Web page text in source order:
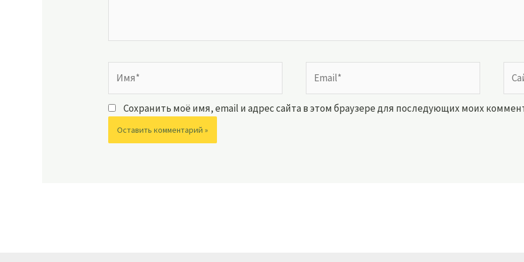
Сохранить моё имя, email и адрес сайта в этом браузере для последующих моих